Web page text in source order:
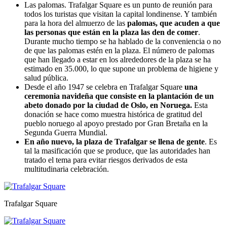
Las palomas. Trafalgar Square es un punto de reunión para
todos los turistas que visitan la capital londinense. Y también
para la hora del almuerzo de las palomas, que acuden a que
las personas que están en la plaza las den de comer.
Durante mucho tiempo se ha hablado de la conveniencia o no
de que las palomas estén en la plaza. El número de palomas
que han llegado a estar en los alrededores de la plaza se ha
estimado en 35.000, lo que supone un problema de higiene y
salud pública.
Desde el año 1947 se celebra en Trafalgar Square una
ceremonia navideña que consiste en la plantación de un
abeto donado por la ciudad de Oslo, en Noruega. Esta
donación se hace como muestra histórica de gratitud del
pueblo noruego al apoyo prestado por Gran Bretaña en la
Segunda Guerra Mundial.
En año nuevo, la plaza de Trafalgar se llena de gente. Es
tal la masificación que se produce, que las autoridades han
tratado el tema para evitar riesgos derivados de esta
multitudinaria celebración.
Trafalgar Square